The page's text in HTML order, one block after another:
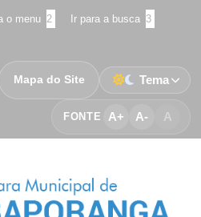
o menu 2 Ir para a busca 3
FONTE A+ A- A
Mapa do Site Tema